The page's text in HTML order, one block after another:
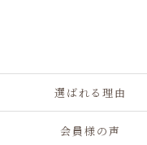
選ばれる理由
会員様の声